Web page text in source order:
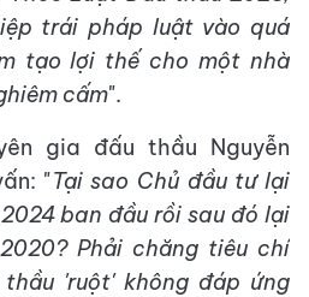
trái pháp luật vào quá
tạo lợi thế cho một nhà
cấm".
gia đấu thầu Nguyễn
"Tại sao Chủ đầu tư lại
ban đầu rồi sau đó lại
Phải chăng tiêu chí
'ruột' không đáp ứng